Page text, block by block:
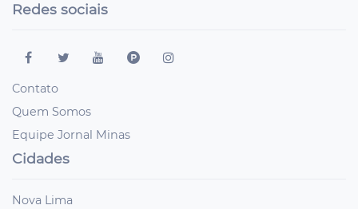
Redes sociais
Contato
Quem Somos
Equipe Jornal Minas
Cidades
Nova Lima